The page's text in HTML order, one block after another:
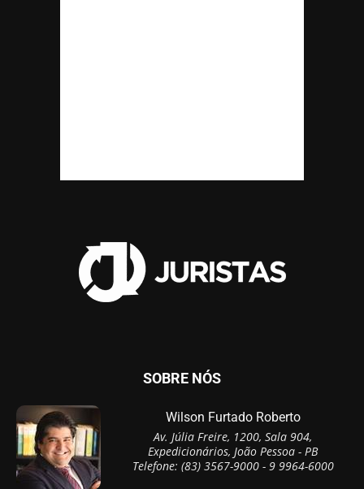
SOBRE NÓS
Wilson Furtado Roberto
Av. Júlia Freire, 1200, Sala 904,
Expedicionários, João Pessoa - PB
Telefone: (83) 3567-9000 - 9 9964-6000